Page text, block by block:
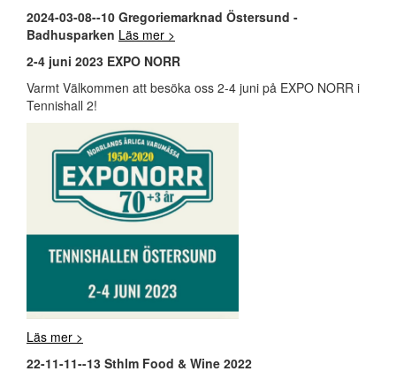
2024-03-08--10 Gregoriemarknad Östersund -
Badhusparken Läs mer >
2-4 juni 2023 EXPO NORR
Varmt Välkommen att besöka oss 2-4 juni på EXPO NORR i
Tennishall 2!
Läs mer >
22-11-11--13 Sthlm Food & Wine 2022